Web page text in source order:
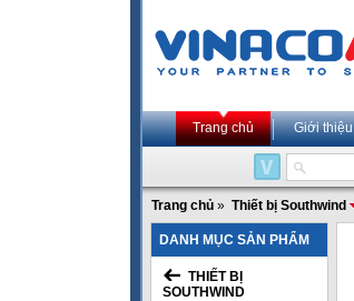
Trang chủ Giới thiệu
Trang chủ » Thiết bị Southwind
DANH MỤC SẢN PHẨM
THIẾT BỊ
SOUTHWIND